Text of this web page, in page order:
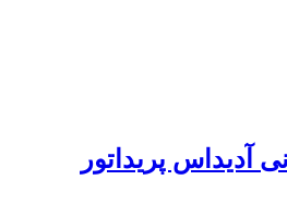
آدیداس پریداتور